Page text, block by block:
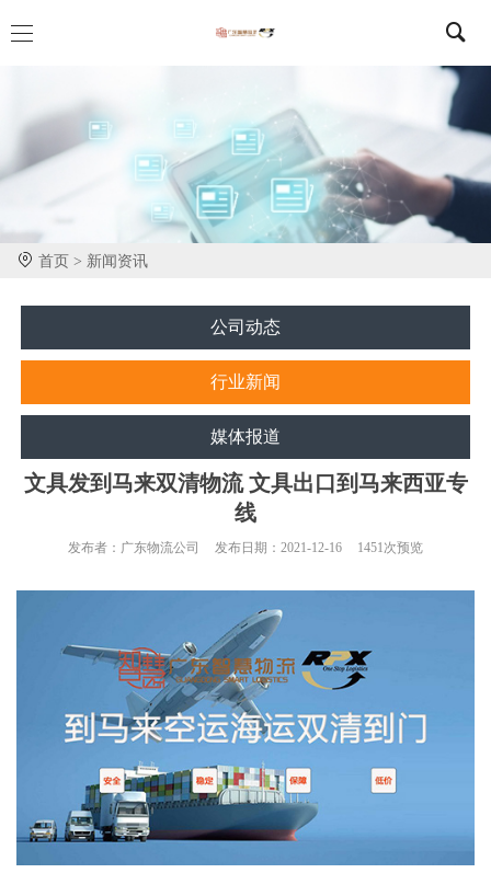
首页 > 新闻资讯
公司动态
行业新闻
媒体报道
文具发到马来双清物流 文具出口到马来西亚专
线
发布者： 广东物流公司 发布日期： 2021-12-16 1451次预览